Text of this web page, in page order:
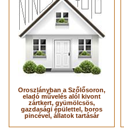
Oroszlányban a Szőlősoron,
eladó művelés alól kivont
zártkert, gyümölcsös,
gazdasági épülettel, boros
pincével, állatok tartásár